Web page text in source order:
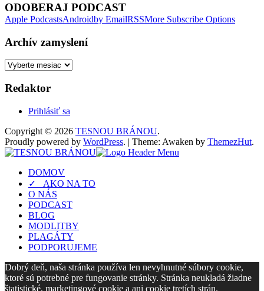
ODOBERAJ PODCAST
Apple PodcastsAndroidby EmailRSSMore Subscribe Options
Archív zamyslení
Archív
Redaktor
Prihlásiť sa
Copyright © 2026 TESNOU BRÁNOU.
Proudly powered by WordPress. | Theme: Awaken by ThemezHut.
DOMOV
✓ AKO NA TO
O NÁS
PODCAST
BLOG
MODLITBY
PLAGÁTY
PODPORUJEME
Dobrý deň, naša stránka používa len nevyhnutné súbory cookie,
ktoré sú potrebné pre fungovanie stránky. Stránka neukladá žiadne
štatistické, marketingové cookie a ani cookie tretích strán.